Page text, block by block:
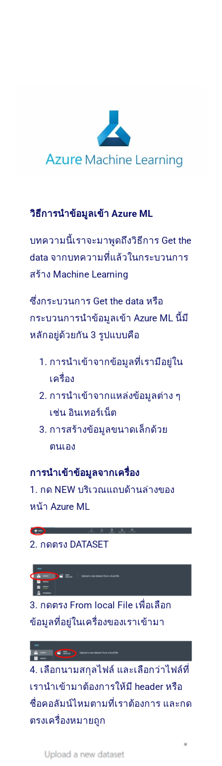
วิธีการนำข้อมูลเข้า Azure ML
บทความนี้เราจะมาพูดถึงวิธีการ Get the
data จากบทความที่แล้วในกระบวนการ
สร้าง Machine Learning
ซึ่งกระบวนการ Get the data หรือ
กระบวนการนำข้อมูลเข้า Azure ML นี้มี
หลักอยู่ด้วยกัน 3 รูปแบบคือ
การนำเข้าจากข้อมูลที่เรามีอยู่ใน
เครื่อง
การนำเข้าจากแหล่งข้อมูลต่าง ๆ
เช่น อินเทอร์เน็ต
การสร้างข้อมูลขนาดเล็กด้วย
ตนเอง
การนำเข้าข้อมูลจากเครื่อง
1. กด NEW บริเวณแถบด้านล่างของ
หน้า Azure ML
2. กดตรง DATASET
3. กดตรง From local File เพื่อเลือก
ข้อมูลที่อยู่ในเครื่องของเราเข้ามา
4. เลือกนามสกุลไฟล์ และเลือกว่าไฟล์ที่
เรานำเข้ามาต้องการให้มี header หรือ
ชื่อคอลัมน์ไหมตามที่เราต้องการ และกด
ตรงเครื่องหมายถูก